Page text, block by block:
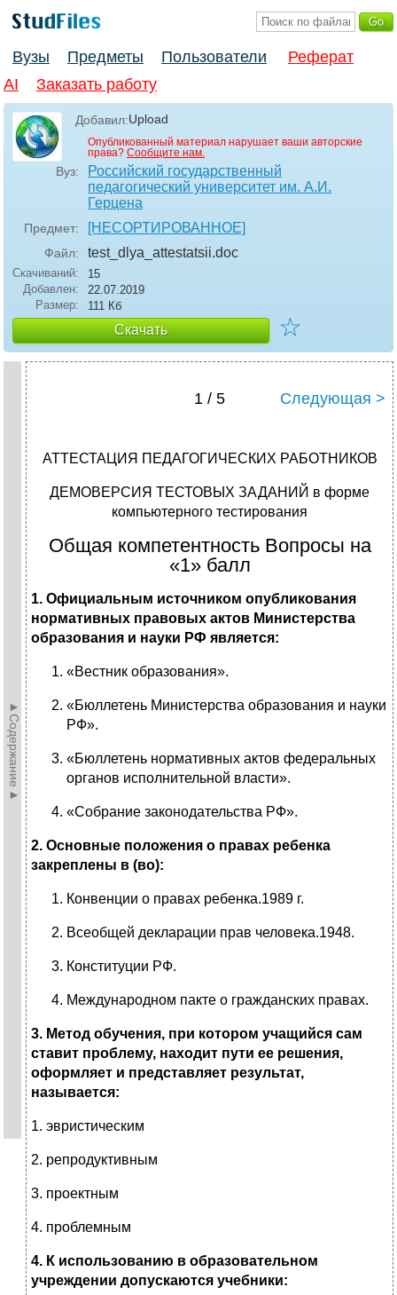
Вузы Предметы Пользователи
Реферат
AI
Заказать работу
Добавил:Upload
Опубликованный материал нарушает ваши авторские
права? Сообщите нам.
Вуз:
Российский государственный
педагогический университет им. А.И.
Герцена
Предмет: [НЕСОРТИРОВАННОЕ]
Файл: test_dlya_attestatsii.doc
Скачиваний:
15
Добавлен:
22.07.2019
Размер:
111 Кб
Скачать ☆
►Содержание►
1 / 5 Следующая >
АТТЕСТАЦИЯ ПЕДАГОГИЧЕСКИХ РАБОТНИКОВ
ДЕМОВЕРСИЯ ТЕСТОВЫХ ЗАДАНИЙ в форме
компьютерного тестирования
Общая компетентность Вопросы на
«1» балл
1. Официальным источником опубликования
нормативных правовых актов Министерства
образования и науки РФ является:
«Вестник образования».
«Бюллетень Министерства образования и науки
РФ».
«Бюллетень нормативных актов федеральных
органов исполнительной власти».
«Собрание законодательства РФ».
2. Основные положения о правах ребенка
закреплены в (во):
Конвенции о правах ребенка.1989 г.
Всеобщей декларации прав человека.1948.
Конституции РФ.
Международном пакте о гражданских правах.
3. Метод обучения, при котором учащийся сам
ставит проблему, находит пути ее решения,
оформляет и представляет результат,
называется:
1. эвристическим
2. репродуктивным
3. проектным
4. проблемным
4. К использованию в образовательном
учреждении допускаются учебники: